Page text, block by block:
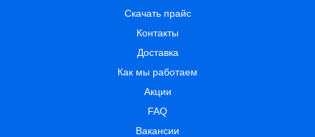
Скачать прайс
Контакты
Доставка
Как мы работаем
Акции
FAQ
Вакансии